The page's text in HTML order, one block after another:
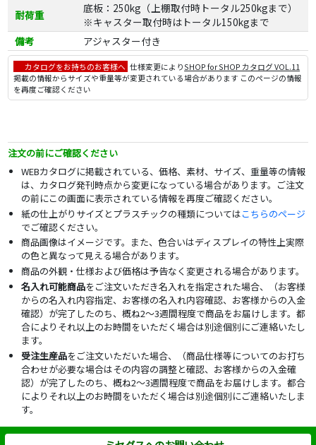
耐荷重
底板：250kg（上棚取付時トータル250kgまで）
※キャスター取付時はトータル150kgまで
備考
アジャスター付き
カタログをお持ちのお客様へ 仕様変更によりSHOP for SHOP カタログ VOL.11
掲載の情報からサイズや重量等が変更されている場合があります このページの情報
を再度ご確認ください
注文の前にご確認ください
WEBカタログに掲載されている、価格、素材、サイズ、重量等の情報
は、カタログ発刊時点から変更になっている場合があります。ご注文
の前にこの画面に表示されている情報を再度ご確認ください。
紙の仕上がりサイズとプラスチックの種類についてはこちらのページ
でご確認ください。
商品画像はイメージです。また、色合いはディスプレイの特性上実際
の色と異なって見える場合があります。
商品の外観・仕様および価格は予告なく変更される場合があります。
名入れ可能商品をご注文いただき名入れを指定された場合、（お客様
からの名入れ内容指定、お客様の名入れ内容確認、お客様からの入金
確認）が完了したのち、概ね2～3週間程度で商品をお届けします。都
合によりそれ以上のお時間をいただく場合は別途個別にご連絡いたし
ます。
受注生産品をご注文いただいた場合、（商品仕様等についてのお打ち
合わせが必要な場合はその内容の調整と確認、お客様からの入金確
認）が完了したのち、概ね2～3週間程度で商品をお届けします。都合
によりそれ以上のお時間をいただく場合は別途個別にご連絡いたしま
す。